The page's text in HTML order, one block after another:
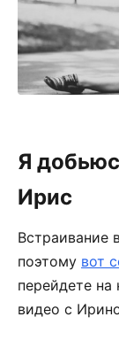
Я
Ирис
Встраивание
поэтому вот
перейдете
видео с